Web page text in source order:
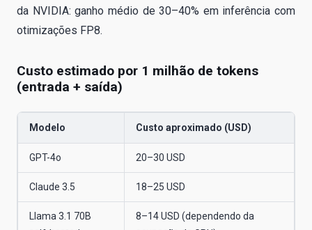
da NVIDIA: ganho médio de 30–40% em inferência com
otimizações FP8.
Custo estimado por 1 milhão de tokens
(entrada + saída)
Modelo Custo aproximado (USD)
GPT-4o 20–30 USD
Claude 3.5 18–25 USD
Llama 3.1 70B
8–14 USD (dependendo da